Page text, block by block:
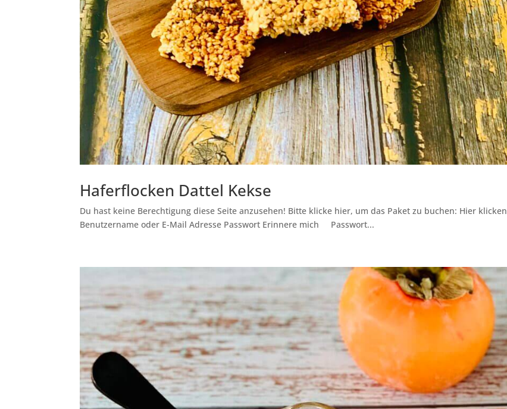
Haferflocken Dattel Kekse
Du hast keine Berechtigung diese Seite anzusehen! Bitte klicke hier, um das Paket zu buchen: Hier klicken
Benutzername oder E-Mail Adresse Passwort Erinnere mich Passwort...